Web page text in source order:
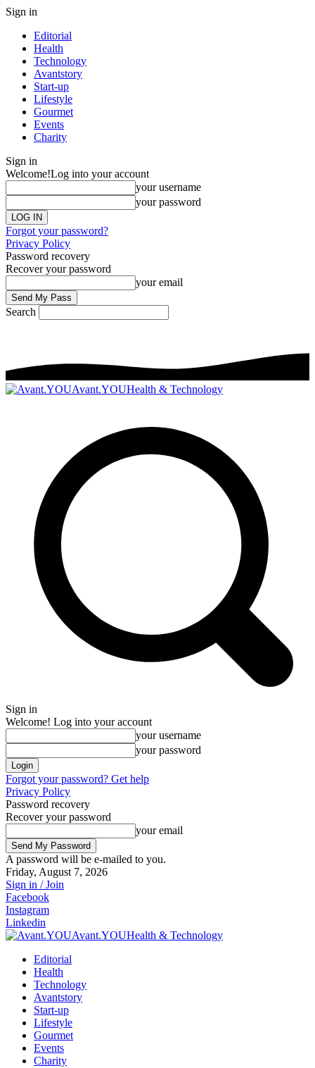
Sign in
Editorial
Health
Technology
Avantstory
Start-up
Lifestyle
Gourmet
Events
Charity
Sign in
Welcome!Log into your account
your username
your password
Forgot your password?
Privacy Policy
Password recovery
Recover your password
your email
Search
Avant.YOUHealth & Technology
Sign in
Welcome! Log into your account
your username
your password
Forgot your password? Get help
Privacy Policy
Password recovery
Recover your password
your email
A password will be e-mailed to you.
Friday, August 7, 2026
Sign in / Join
Facebook
Instagram
Linkedin
Avant.YOUHealth & Technology
Editorial
Health
Technology
Avantstory
Start-up
Lifestyle
Gourmet
Events
Charity